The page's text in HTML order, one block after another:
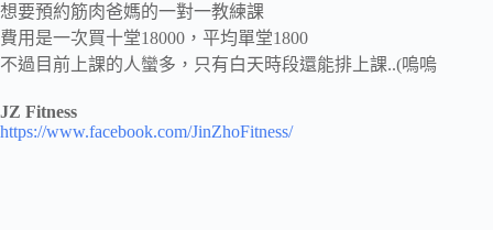
想要預約筋肉爸媽的一對一教練課
費用是一次買十堂18000，平均單堂1800
不過目前上課的人蠻多，只有白天時段還能排上課..(嗚嗚
JZ Fitness
https://www.facebook.com/JinZhoFitness/